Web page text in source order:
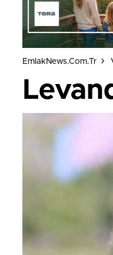
EmlakNews.com.tr